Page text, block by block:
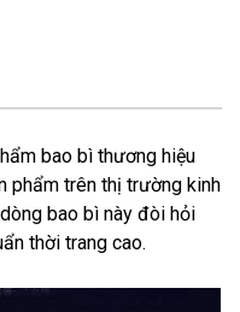
bao bì thương hiệu
phẩm trên thị trường kinh
bao bì này đòi hỏi
thời trang cao.